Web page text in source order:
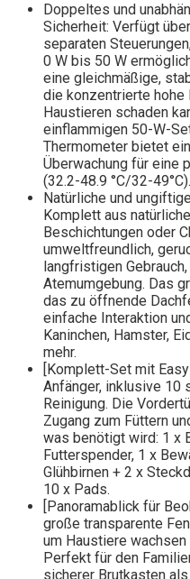
Doppeltes und
Sicherheit: Verfügt
separaten
0 W bis 50 W
eine gleichmäßige,
die konzentrierte
Haustieren schaden
einflammigen 50-W-
Thermometer bietet
Überwachung für eine
(32.2-48.9 °C/32-49°C).
Natürliche und
Komplett aus
Beschichtungen oder
umweltfreundlich,
langfristigen
Atemumgebung. Das
das zu öffnende
einfache Interaktion
Kaninchen, Hamster,
mehr.
[Komplett-Set mit
Anfänger, inklusive 10
Reinigung. Die
Zugang zum Füttern
was benötigt wird: 1 x
Futterspender, 1 x
Glühbirnen + 2 x
10 x Pads.
[Panoramablick für
große transparente
um Haustiere
Perfekt für den
sicherer Brutkasten